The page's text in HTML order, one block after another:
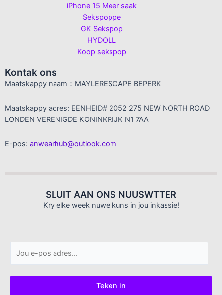
iPhone 15 Meer saak
Sekspoppe
GK Sekspop
HYDOLL
Koop sekspop
Kontak ons
Maatskappy naam：MAYLERESCAPE BEPERK
Maatskappy adres: EENHEID# 2052 275 NEW NORTH ROAD
LONDEN VERENIGDE KONINKRIJK N1 7AA
E-pos: anwearhub@outlook.com
SLUIT AAN ONS NUUSWTTER
Kry elke week nuwe kuns in jou inkassie!
s
Teken in